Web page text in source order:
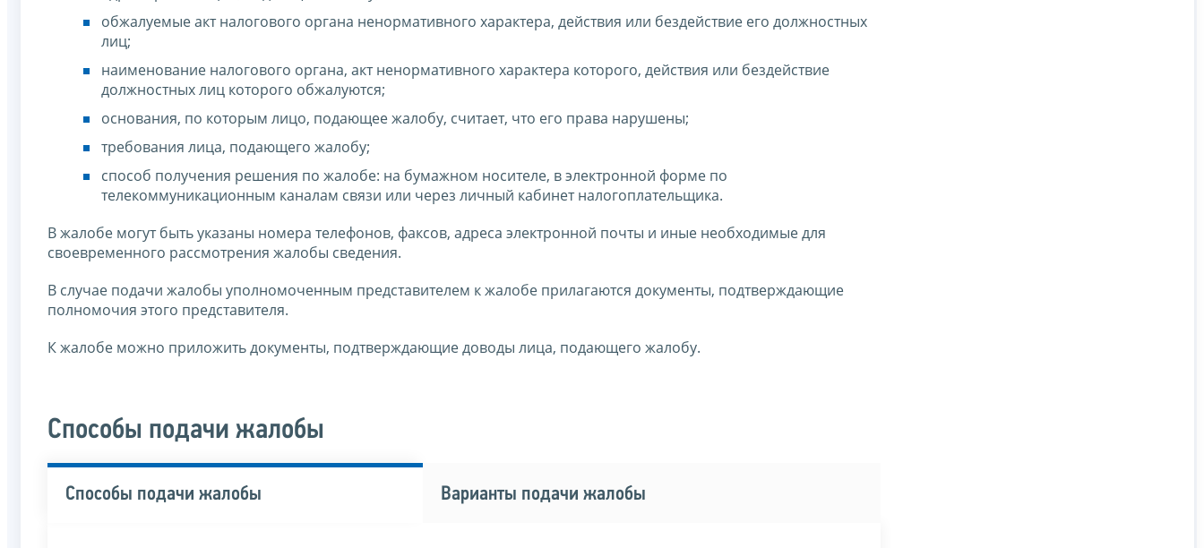
обжалуемые акт налогового органа ненормативного характера, действия или бездействие его должностных
лиц;
наименование налогового органа, акт ненормативного характера которого, действия или бездействие
должностных лиц которого обжалуются;
основания, по которым лицо, подающее жалобу, считает, что его права нарушены;
требования лица, подающего жалобу;
способ получения решения по жалобе: на бумажном носителе, в электронной форме по
телекоммуникационным каналам связи или через личный кабинет налогоплательщика.
В жалобе могут быть указаны номера телефонов, факсов, адреса электронной почты и иные необходимые для
своевременного рассмотрения жалобы сведения.
В случае подачи жалобы уполномоченным представителем к жалобе прилагаются документы, подтверждающие
полномочия этого представителя.
К жалобе можно приложить документы, подтверждающие доводы лица, подающего жалобу.
Способы подачи жалобы
Способы подачи жалобы Варианты подачи жалобы